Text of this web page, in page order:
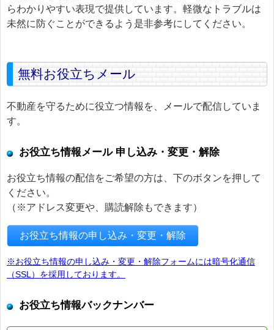
らわかりやすい表現で提供しています。軽微なトラブルは
未然に防ぐことができるよう是非参考にしてください。
無料お役立ちメール
不動産を守るために役立つ情報を、メールで配信していま
す。
お役立ち情報メール 申し込み・変更・解除
お役立ち情報の配信をご希望の方は、下のボタンを押して
ください。
（※アドレス変更や、購読解除もできます）
お役立ち情報の申し込み・変更・解除
※お役立ち情報の申し込み・変更・解除フォームには暗号化通信
（SSL）を採用しております。
お役立ち情報バックナンバー